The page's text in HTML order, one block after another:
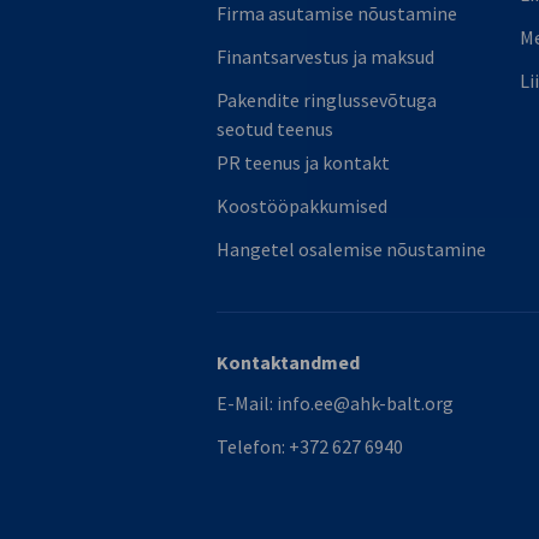
Firma asutamise nõustamine
Finantsarvestus ja maksud
Pakendite ringlussevõtuga
seotud teenus
PR teenus ja kontakt
Koostööpakkumised
Hangetel osalemise nõustamine
Kontaktandmed
E-Mail: info.ee@ahk-balt.org
Telefon: +372 627 6940